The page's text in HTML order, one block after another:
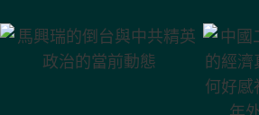
中共精英政治的